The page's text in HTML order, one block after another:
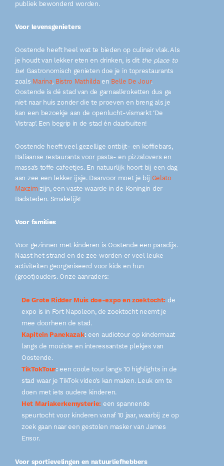
publiek bewonderd worden.
Voor levensgenieters
Oostende heeft heel wat te bieden op culinair vlak. Als
je houdt van lekker eten en drinken, is dit the place to
be! Gastronomisch genieten doe je in toprestaurants
zoals Marina, Bistro Mathilda en Belle De Jour.
Oostende is dé stad van de garnaalkroketten dus ga
niet naar huis zonder die te proeven en breng als je
kan een bezoekje aan de openlucht-vismarkt ‘De
Vistrap’. Een begrip in de stad én daarbuiten!
Oostende heeft veel gezellige ontbijt- en koffiebars,
Italiaanse restaurants voor pasta- en pizzalovers en
massa’s toffe cafeetjes. En natuurlijk hoort bij een dag
aan zee een lekker ijsje. Daarvoor moet je bij Gelato
Maxzimzijn, een vaste waarde in de Koningin der
Badsteden. Smakelijk!
Voor families
Voor gezinnen met kinderen is Oostende een paradijs.
Naast het strand en de zee worden er veel leuke
activiteiten georganiseerd voor kids en hun
(groot)ouders. Onze aanraders:
De Grote Ridder Muis doe-expo en zoektocht: de
expo is in Fort Napoleon, de zoektocht neemt je
mee doorheen de stad.
Kapitein Panekazak: een audiotour op kindermaat
langs de mooiste en interessantste plekjes van
Oostende.
TikTokTour: een coole tour langs 10 highlights in de
stad waar je TikTok video’s kan maken. Leuk om te
doen met iets oudere kinderen.
Het Mariakerkemysterie: een spannende
speurtocht voor kinderen vanaf 10 jaar, waarbij ze op
zoek gaan naar een gestolen masker van James
Ensor.
Voor sportievelingen en natuurliefhebbers